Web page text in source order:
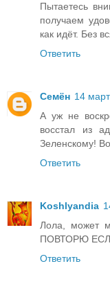
Пытаетесь
получаем
как идёт. Без
Ответить
Семён 14
А уж не
восстал из
Зеленскому!
Ответить
Koshlyandia
Лола, может
ПОВТОРЮ
Ответить